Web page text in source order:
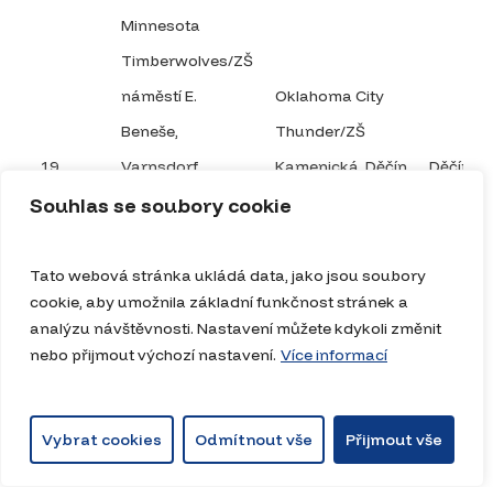
Souhlas se soubory cookie
Tato webová stránka ukládá data, jako jsou soubory
cookie, aby umožnila základní funkčnost stránek a
analýzu návštěvnosti. Nastavení můžete kdykoli změnit
nebo přijmout výchozí nastavení. Více informací
Vybrat cookies Odmítnout vše Přijmout vše
19
Minnesota
Timberwolves/ZŠ
náměstí E.
Beneše,
Varnsdorf
Oklahoma City
Thunder/ZŠ
Kamenická, Děčín
Děčín
náměstí E.
Beneše,
Varnsdorf
Blazers/ZŠ
Komenského,
Děčín